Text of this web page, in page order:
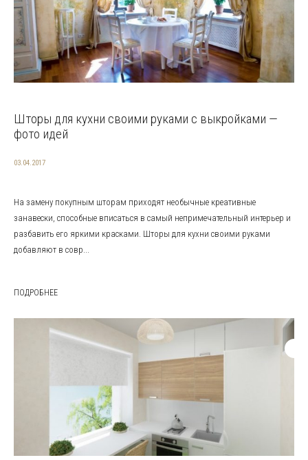
Шторы для кухни своими руками с выкройками —
фото идей
03.04.2017
На замену покупным шторам приходят необычные креативные
занавески, способные вписаться в самый непримечательный интерьер и
разбавить его яркими красками. Шторы для кухни своими руками
добавляют в совр...
ПОДРОБНЕЕ